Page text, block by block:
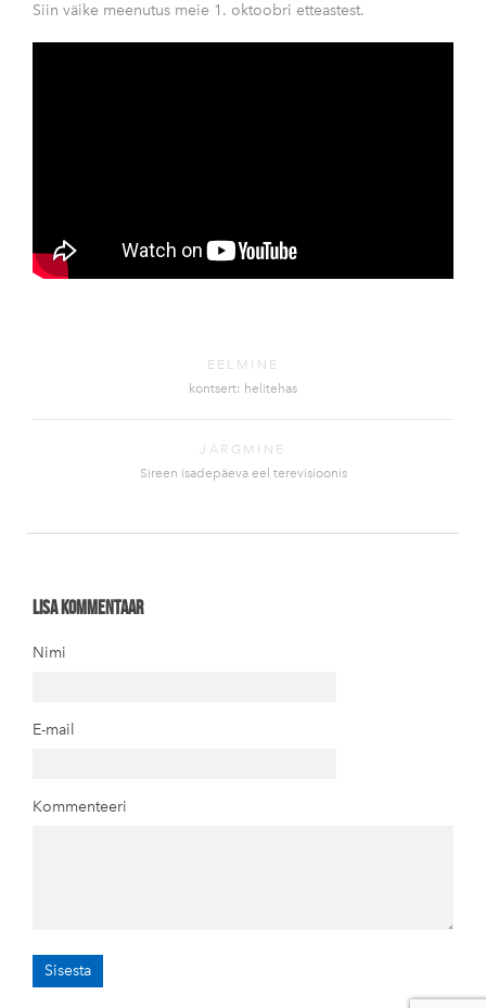
Siin väike meenutus meie 1. oktoobri etteastest.
EELMINE
kontsert: helitehas
JÄRGMINE
Sireen isadepäeva eel terevisioonis
Lisa kommentaar
Nimi
E-mail
Kommenteeri